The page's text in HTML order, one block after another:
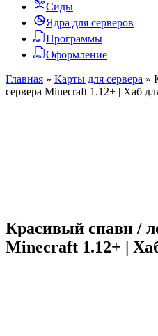
Сиды
Ядра для серверов
Программы
Оформление
Главная » Карты для сервера »
сервера Minecraft 1.12+ | Хаб
Красивый спавн /
Minecraft 1.12+ |